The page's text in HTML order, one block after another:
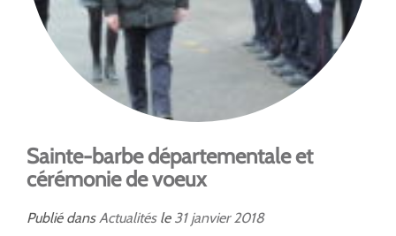
Sainte-barbe départementale et
cérémonie de voeux
Publié dans Actualitésle 31 janvier 2018